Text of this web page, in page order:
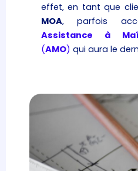
effet, en tant que
MOA, parfois
Assistance à
(AMO) qui aura le